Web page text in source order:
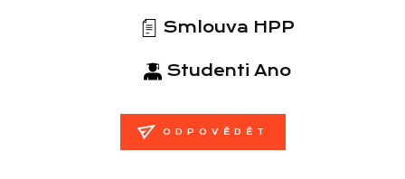
Smlouva HPP
Studenti Ano
ODPOVĚDĚT